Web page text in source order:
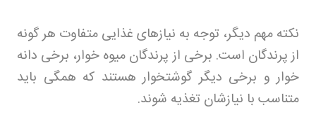
نکته مهم دیگر، توجه به نیازهای غذایی متفاوت هر گونه
از پرندگان است. برخی از پرندگان میوه خوار، برخی دانه
خوار و برخی دیگر گوشتخوار هستند که همگی باید
متناسب با نیازشان تغذیه شوند.